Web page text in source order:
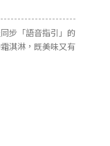
步「語音指引」的
淇淋，既美味又有